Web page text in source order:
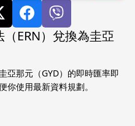
ERN）兌換為圭亞
亞那元（GYD）的即時匯率即
你使用最新資料規劃。